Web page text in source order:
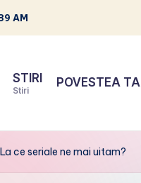
AM
STIRI
Stiri
POVESTEA TA
La ce seriale ne mai uitam?